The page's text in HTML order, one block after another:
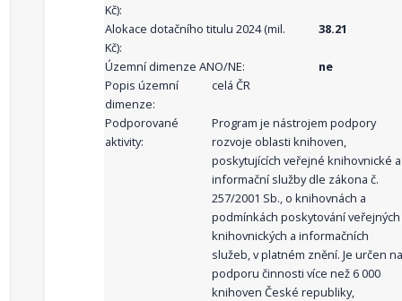
Kč):
Alokace dotačního titulu 2024 (mil.
Kč):
38.21
Územní dimenze ANO/NE:
ne
Popis územní
dimenze:
celá ČR
Podporované
aktivity:
Program je nástrojem podpory
rozvoje oblasti knihoven,
poskytujících veřejné knihovnické a
informační služby dle zákona č.
257/2001 Sb., o knihovnách a
podmínkách poskytování veřejných
knihovnických a informačních
služeb, v platném znění. Je určen na
podporu činnosti více než 6 000
knihoven České republiky,